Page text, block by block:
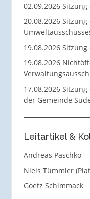
02.09.2026
20.08.2026
19.08.2026
19.08.2026
17.08.2026
der Gemeinde
Leitartikel &
Andreas Paschko
Niels Tümmler
Goetz Schimmack